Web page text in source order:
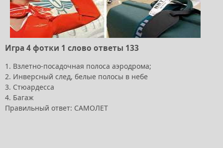
Игра 4 фотки 1 слово ответы 133
1. Взлетно-посадочная полоса аэродрома;
2. Инверсный след, белые полосы в небе
3. Стюардесса
4. Багаж
Правильный ответ: САМОЛЕТ